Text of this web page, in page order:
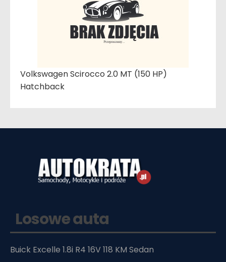
Volkswagen Scirocco 2.0 MT (150 HP)
Hatchback
Losowe auta
Buick Excelle 1.8i R4 16V 118 KM Sedan